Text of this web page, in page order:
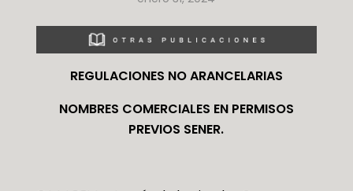
REGULACIONES NO ARANCELARIAS
NOMBRES COMERCIALES EN PERMISOS
PREVIOS SENER.